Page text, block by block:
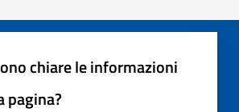
chiare le informazioni
pagina?